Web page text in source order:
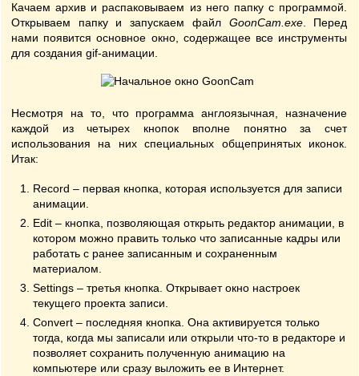
Качаем архив и распаковываем из него папку с программой.
Открываем папку и запускаем файл GoonCam.exe. Перед
нами появится основное окно, содержащее все инструменты
для создания gif-анимации.
Несмотря на то, что программа англоязычная, назначение
каждой из четырех кнопок вполне понятно за счет
использования на них специальных общепринятых иконок.
Итак:
Record – первая кнопка, которая используется для записи
анимации.
Edit – кнопка, позволяющая открыть редактор анимации, в
котором можно править только что записанные кадры или
работать с ранее записанным и сохраненным
материалом.
Settings – третья кнопка. Открывает окно настроек
текущего проекта записи.
Convert – последняя кнопка. Она активируется только
тогда, когда мы записали или открыли что-то в редакторе и
позволяет сохранить полученную анимацию на
компьютере или сразу выложить ее в Интернет.